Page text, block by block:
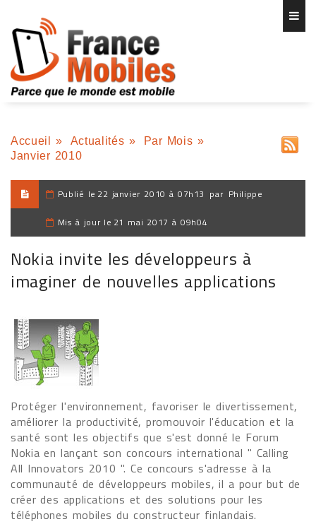
Accueil » Actualités » Par Mois »
Janvier 2010
Publié le 22 janvier 2010 à 07h13 par Philippe
Mis à jour le 21 mai 2017 à 09h04
Nokia invite les développeurs à
imaginer de nouvelles applications
Protéger l'environnement, favoriser le divertissement,
améliorer la productivité, promouvoir l'éducation et la
santé sont les objectifs que s'est donné le Forum
Nokia en lançant son concours international " Calling
All Innovators 2010 ". Ce concours s'adresse à la
communauté de développeurs mobiles, il a pour but de
créer des applications et des solutions pour les
téléphones mobiles du constructeur finlandais.